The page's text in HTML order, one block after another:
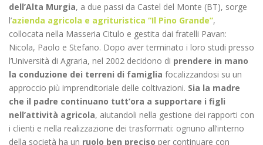
dell’Alta Murgia, a due passi da Castel del Monte (BT), sorge
l’azienda agricola e agrituristica “Il Pino Grande”,
collocata nella Masseria Citulo e gestita dai fratelli Pavan:
Nicola, Paolo e Stefano. Dopo aver terminato i loro studi presso
l’Università di Agraria, nel 2002 decidono di prendere in mano
la conduzione dei terreni di famiglia focalizzandosi su un
approccio più imprenditoriale delle coltivazioni. Sia la madre
che il padre continuano tutt’ora a supportare i figli
nell’attività agricola, aiutandoli nella gestione dei rapporti con
i clienti e nella realizzazione dei trasformati: ognuno all’interno
della società ha un ruolo ben preciso per continuare con